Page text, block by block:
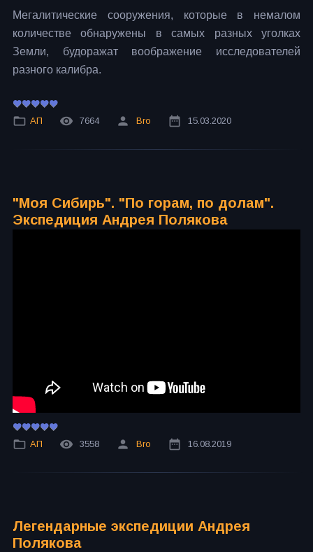
Мегалитические сооружения, которые в немалом
количестве обнаружены в самых разных уголках
Земли, будоражат воображение исследователей
разного калибра.
АП 7664 Bro 15.03.2020
"Моя Сибирь". "По горам, по долам".
Экспедиция Андрея Полякова
АП 3558 Bro 16.08.2019
Легендарные экспедиции Андрея
Полякова